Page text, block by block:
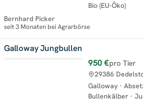
Bio (EU-Öko)
Bernhard Picker
seit 3 Monaten bei Agrarbörse
Galloway Jungbullen
950 €pro Tier
Galloway ·
Bullenkälber ·
29386